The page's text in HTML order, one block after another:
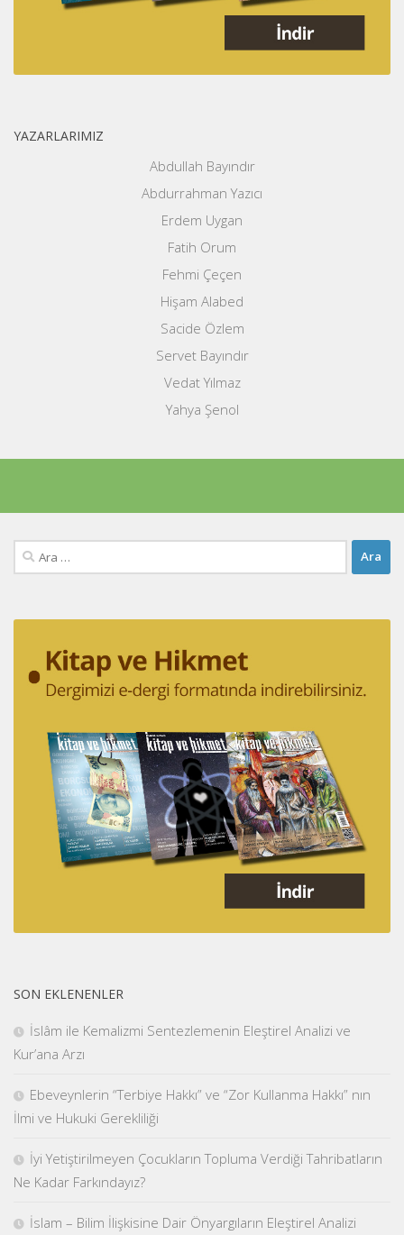
YAZARLARIMIZ
Abdullah Bayındır
Abdurrahman Yazıcı
Erdem Uygan
Fatih Orum
Fehmi Çeçen
Hişam Alabed
Sacide Özlem
Servet Bayındır
Vedat Yılmaz
Yahya Şenol
Arama:
SON EKLENENLER
İslâm ile Kemalizmi Sentezlemenin Eleştirel Analizi ve
Kur’ana Arzı
Ebeveynlerin “Terbiye Hakkı” ve “Zor Kullanma Hakkı” nın
İlmi ve Hukuki Gerekliliği
İyi Yetiştirilmeyen Çocukların Topluma Verdiği Tahribatların
Ne Kadar Farkındayız?
İslam – Bilim İlişkisine Dair Önyargıların Eleştirel Analizi